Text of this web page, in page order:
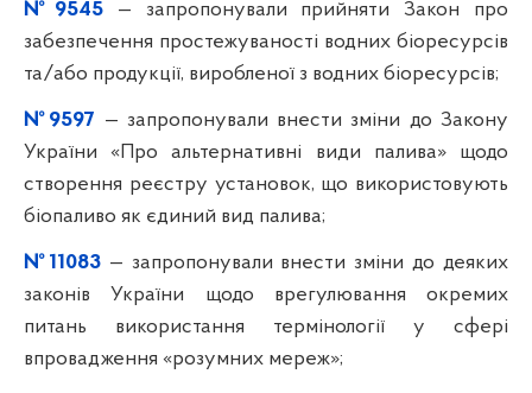
№9545— запропонували прийняти Закон про
забезпечення простежуваності водних біоресурсів
та/або продукції, виробленої з водних біоресурсів;
№9597 — запропонували внести зміни до Закону
України «Про альтернативні види палива» щодо
створення реєстру установок, що використовують
біопаливо як єдиний вид палива;
№11083— запропонували внести зміни до деяких
законів України щодо врегулювання окремих
питань використання термінології у сфері
впровадження «розумних мереж»;